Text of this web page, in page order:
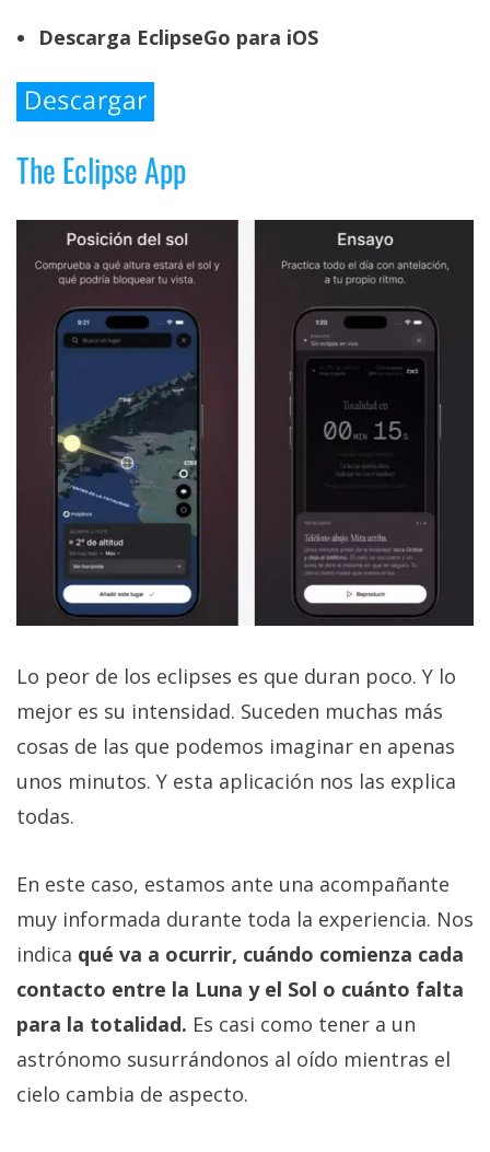
Descarga EclipseGo para iOS
The Eclipse App
Lo peor de los eclipses es que duran poco. Y lo
mejor es su intensidad. Suceden muchas más
cosas de las que podemos imaginar en apenas
unos minutos. Y esta aplicación nos las explica
todas.
En este caso, estamos ante una acompañante
muy informada durante toda la experiencia. Nos
indica qué va a ocurrir, cuándo comienza cada
contacto entre la Luna y el Sol o cuánto falta
para la totalidad. Es casi como tener a un
astrónomo susurrándonos al oído mientras el
cielo cambia de aspecto.